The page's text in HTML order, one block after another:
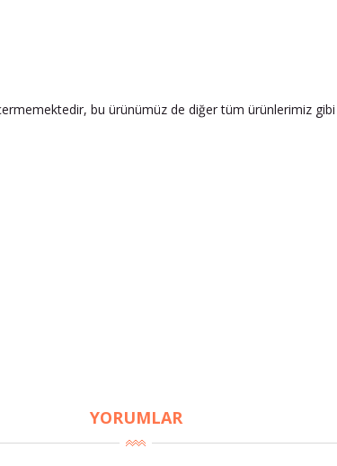
bu ürünümüz de diğer tüm ürünlerimiz
YORUMLAR